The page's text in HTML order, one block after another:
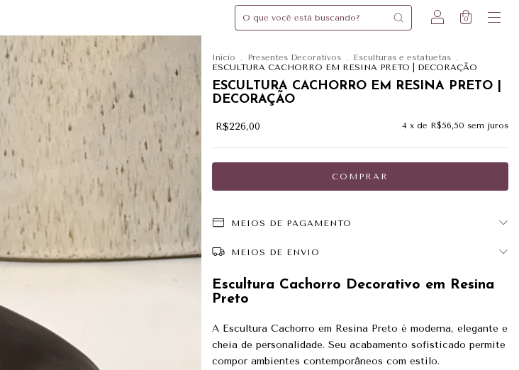
0
Início . Presentes Decorativos . Esculturas e estatuetas .
ESCULTURA CACHORRO EM RESINA PRETO | DECORAÇÃO
ESCULTURA CACHORRO EM RESINA PRETO |
DECORAÇÃO
R$226,00 4 x de R$56,50 sem juros
MEIOS DE PAGAMENTO
MEIOS DE ENVIO
Escultura Cachorro Decorativo em Resina
Preto
A Escultura Cachorro em Resina Preto é moderna, elegante e
cheia de personalidade. Seu acabamento sofisticado permite
compor ambientes contemporâneos com estilo.